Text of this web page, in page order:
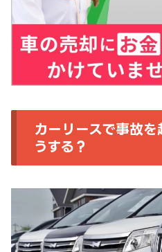
カーリースで事故
うする？